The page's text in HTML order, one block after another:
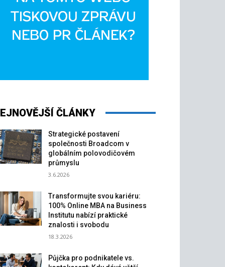
ČLÁNKY
Strategické postavení
společnosti Broadcom v
globálním polovodičovém
průmyslu
3.6.2026
Transformujte svou kariéru:
100% Online MBA na Business
Institutu nabízí praktické
znalosti i svobodu
18.3.2026
Půjčka pro podnikatele vs.